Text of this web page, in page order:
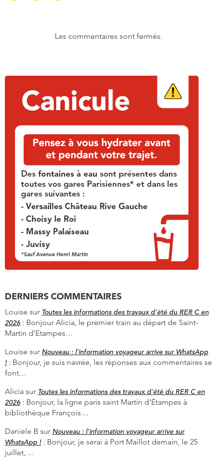
Les commentaires sont fermés.
DERNIERS COMMENTAIRES
Louise sur Toutes les informations des travaux d’été du RER C en
2026 : Bonjour Alicia, le premier train au départ de Saint-
Martin d'Etampes…
Louise sur Nouveau : l’information voyageur arrive sur WhatsApp
! : Bonjour, je suis navrée, les réponses aux commentaires se
font…
Alicia sur Toutes les informations des travaux d’été du RER C en
2026 : Bonjour, la ligne paris saint Martin d'Étampes à
bibliothèque François…
Daniele B sur Nouveau : l’information voyageur arrive sur
WhatsApp ! : Bonjour, je serai à Port Maillot demain, le 25
juillet,…